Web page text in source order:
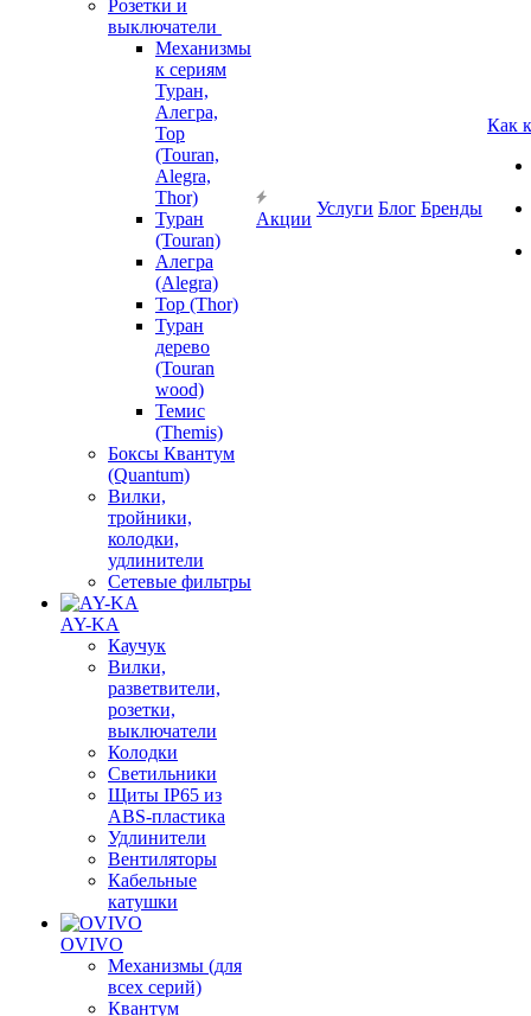
Розетки и
выключатели
Механизмы
к сериям
Туран,
Алегра,
Тор
(Touran,
Alegra,
Thor)
Туран
(Touran)
Алегра
(Alegra)
Тор (Thor)
Туран
дерево
(Touran
wood)
Темис
(Themis)
Боксы Квантум
(Quantum)
Вилки,
тройники,
колодки,
удлинители
Сетевые фильтры
AY-KA
Каучук
Вилки,
разветвители,
розетки,
выключатели
Колодки
Светильники
Щиты IP65 из
ABS-пластика
Удлинители
Вентиляторы
Кабельные
катушки
OVIVO
Механизмы (для
всех серий)
Квантум
Акции
Услуги Блог Бренды
Как